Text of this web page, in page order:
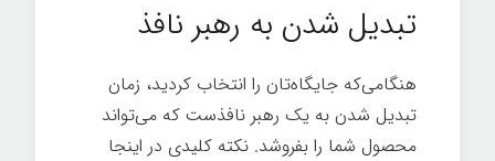
تبدیل شدن به رهبر نافذ
هنگامی‌که جایگاه‌تان را انتخاب کردید، زمان
تبدیل شدن به یک رهبر نافذست که می‌تواند
محصول شما را بفروشد. نکته کلیدی در اینجا